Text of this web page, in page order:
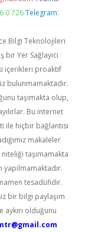
0 726 Telegram:
Bilgi Teknolojileri
Yer Sağlayıcı
içerikleri proaktif
bulunmamaktadır.
taşımakta olup,
Bu internet
ile hiçbir bağlantısı
makaleler
taşımamakta
yapılmamaktadır.
tesadüfidir.
bir bilgi paylaşım
olduğunu